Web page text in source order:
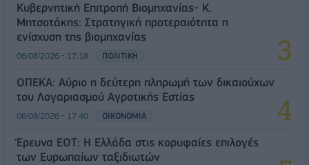
Κυβερνητική Επιτροπή Βιομηχανίας- Κ.
Μητσοτάκης: Στρατηγική προτεραιότητα η
ενίσχυση της βιομηχανίας
06/08/2026 - 17:18 ΠΟΛΙΤΙΚΗ
ΟΠΕΚΑ: Αύριο η δεύτερη πληρωμή των δικαιούχων
του Λογαριασμού Αγροτικής Εστίας
06/08/2026 - 17:40 ΟΙΚΟΝΟΜΙΑ
Έρευνα ΕΟΤ: Η Ελλάδα στις κορυφαίες επιλογές
των Ευρωπαίων ταξιδιωτών